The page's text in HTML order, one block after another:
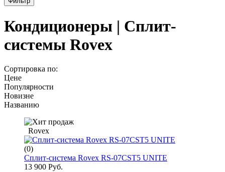
Кондиционеры | Сплит-
системы Rovex
Сортировка по:
Цене
Популярности
Новизне
Названию
Rovex
(0)
Сплит-система Rovex RS-07CST5 UNITE
13 900 Руб.